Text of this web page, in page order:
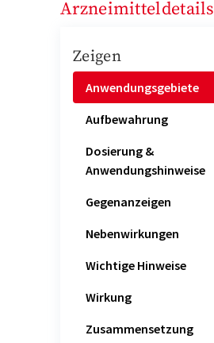
Arzneimitteldetails
Zeigen
Anwendungsgebiete
Aufbewahrung
Dosierung &
Anwendungshinweise
Gegenanzeigen
Nebenwirkungen
Wichtige Hinweise
Wirkung
Zusammensetzung